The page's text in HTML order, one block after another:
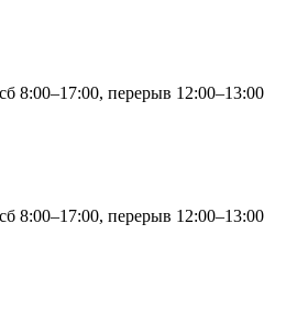
8:00–17:00, перерыв 12:00–13:00
8:00–17:00, перерыв 12:00–13:00